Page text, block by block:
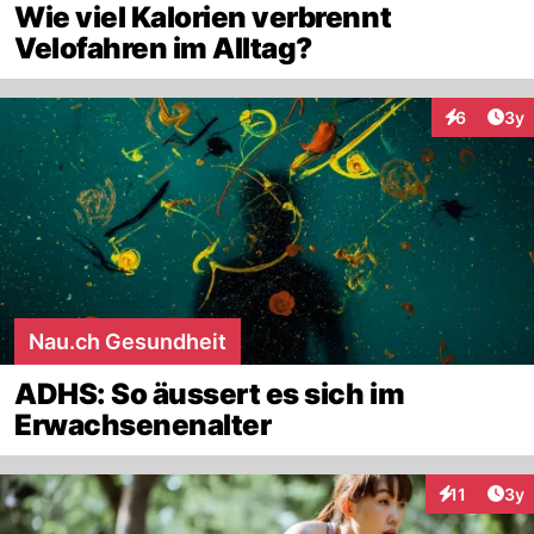
Wie viel Kalorien verbrennt
Velofahren im Alltag?
6 3y
Nau.ch Gesundheit
ADHS: So äussert es sich im
Erwachsenenalter
11 3y